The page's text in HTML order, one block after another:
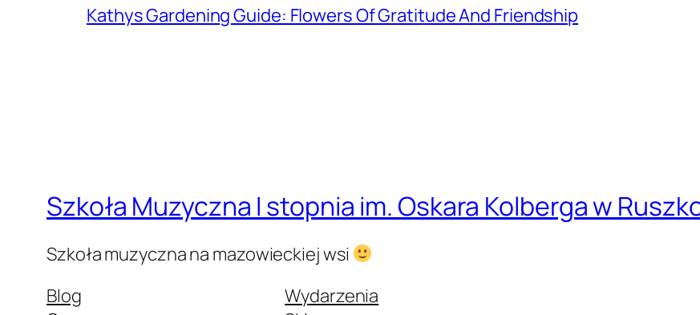
Kathys Gardening Guide: Flowers Of Gratitude And Friendship
Szkoła Muzyczna I stopnia im. Oskara Kolberga w
Szkoła muzyczna na mazowieckiej wsi
Blog
Wydarzenia